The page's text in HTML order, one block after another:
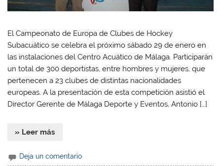
El Campeonato de Europa de Clubes de Hockey
Subacuático se celebra el próximo sábado 29 de enero en
las instalaciones del Centro Acuático de Málaga. Participarán
un total de 300 deportistas, entre hombres y mujeres, que
pertenecen a 23 clubes de distintas nacionalidades
europeas. A la presentación de esta competición asistió el
Director Gerente de Málaga Deporte y Eventos, Antonio […]
» Leer más
Deja un comentario